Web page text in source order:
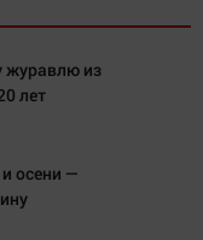
журавлю из
лет
осени —